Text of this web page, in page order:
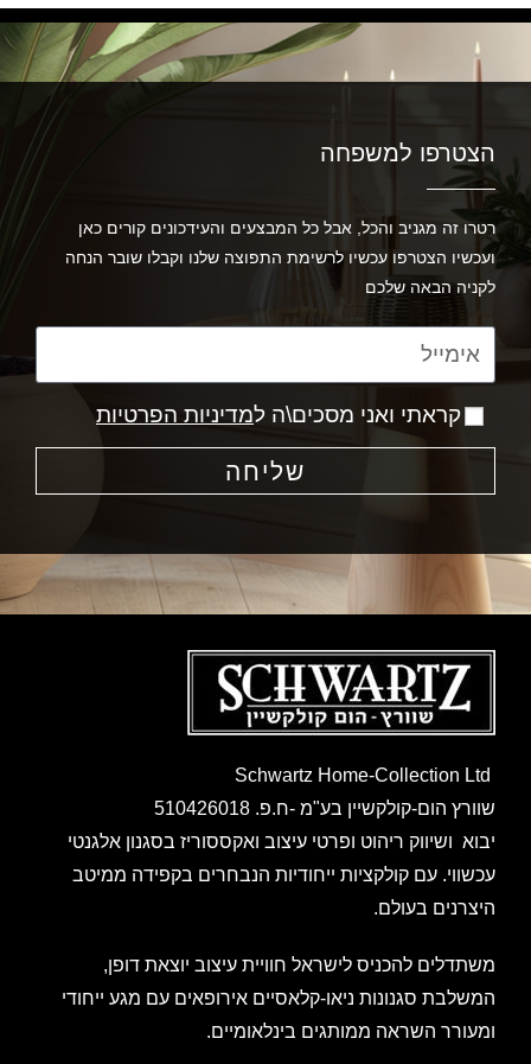
הצטרפו למשפחה
רטרו זה מגניב והכל, אבל כל המבצעים והעידכונים קורים כאן
ועכשיו הצטרפו עכשיו לרשימת התפוצה שלנו וקבלו שובר הנחה
לקניה הבאה שלכם
קראתי ואני מסכים\ה למדיניות הפרטיות
שליחה
שוורץ הום-קולקשיין בע"מ -ח.פ. 510426018
יבוא ושיווק ריהוט ופרטי עיצוב ואקססוריז בסגנון אלגנטי
עכשווי. עם קולקציות ייחודיות הנבחרים בקפידה ממיטב
היצרנים בעולם.
משתדלים להכניס לישראל חוויית עיצוב יוצאת דופן,
המשלבת סגנונות ניאו-קלאסיים אירופאים עם מגע ייחודי
ומעורר השראה ממותגים בינלאומיים.